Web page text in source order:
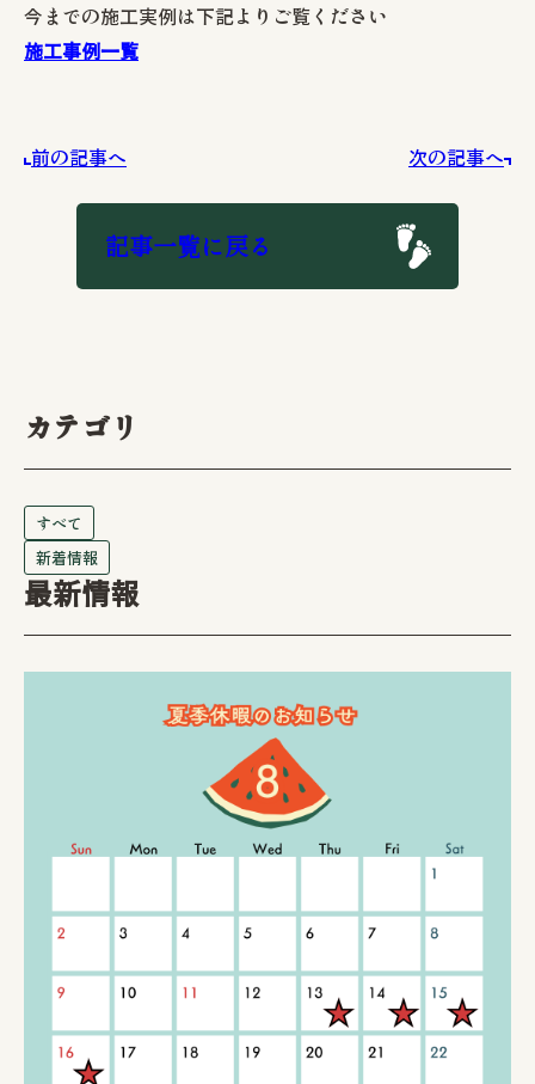
今までの施工実例は下記よりご覧ください
施工事例一覧
前の記事へ
記事一覧に戻る
次の記事へ
カテゴリ
すべて
新着情報
最新情報